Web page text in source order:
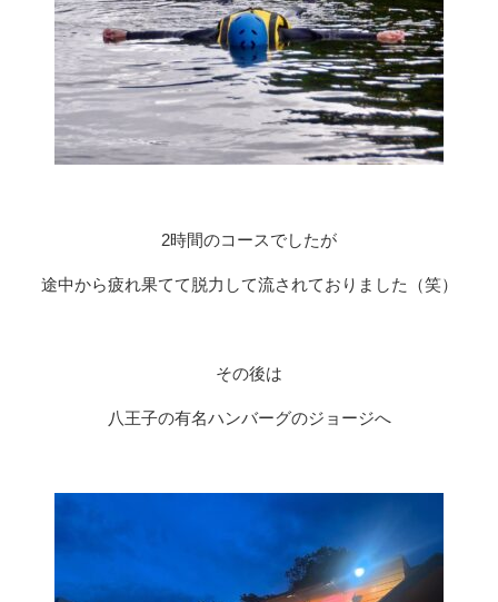
2時間のコースでしたが
途中から疲れ果てて脱力して流されておりました（笑）
その後は
八王子の有名ハンバーグのジョージへ